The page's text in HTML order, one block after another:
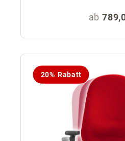
ab
20% Rabatt